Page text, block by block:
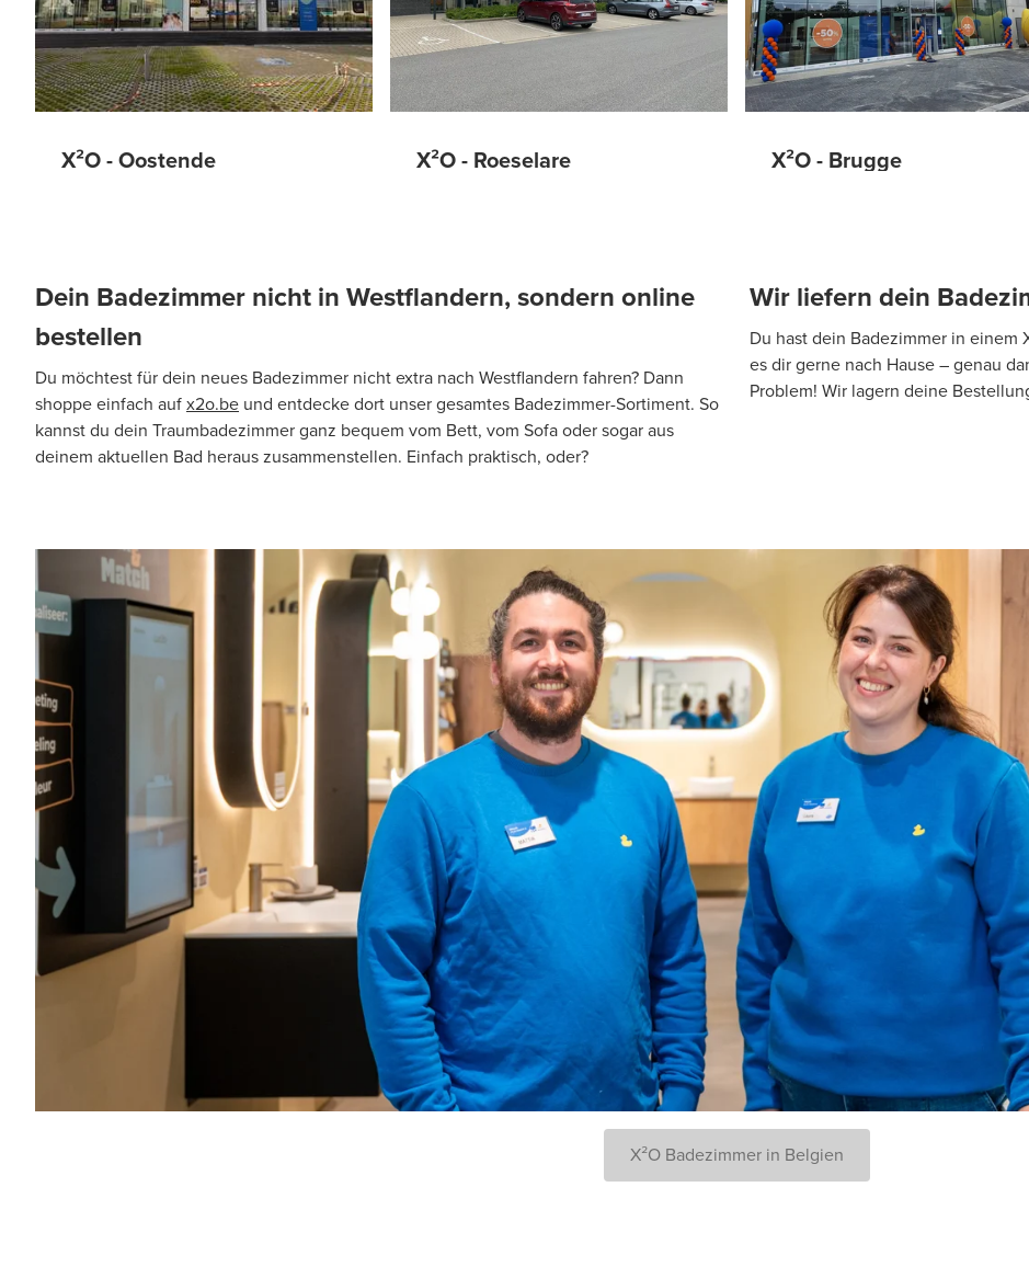
X²O - Oostende X²O - Roeselare X²O - Brugge
Dein Badezimmer nicht in Westflandern, sondern online
bestellen
Du möchtest für dein neues Badezimmer nicht extra nach Westflandern fahren? Dann
shoppe einfach aufx2o.be und entdecke dort unser gesamtes Badezimmer-Sortiment. So
kannst du dein Traumbadezimmer ganz bequem vom Bett, vom Sofa oder sogar aus
deinem aktuellen Bad heraus zusammenstellen. Einfach praktisch, oder?
Wir liefern dein
Du hast dein Badezimmer in einem
es dir gerne nach Hause – genau
Problem! Wir lagern deine
X²O Badezimmer in Belgien